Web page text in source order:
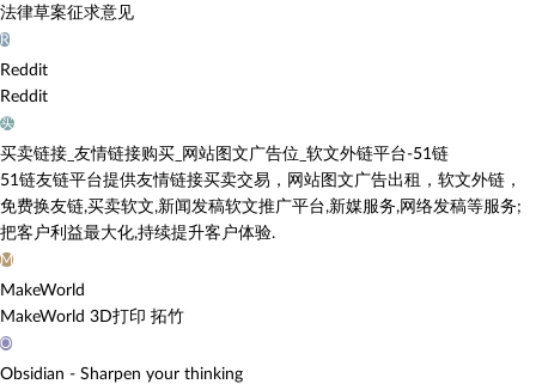
法律草案征求意见
R
Reddit
Reddit
买
买卖链接_友情链接购买_网站图文广告位_软文外链平台-51链
51链友链平台提供友情链接买卖交易，网站图文广告出租，软文外链，
免费换友链,买卖软文,新闻发稿软文推广平台,新媒服务,网络发稿等服务;
把客户利益最大化,持续提升客户体验.
M
MakeWorld
MakeWorld 3D打印 拓竹
O
Obsidian - Sharpen your thinking